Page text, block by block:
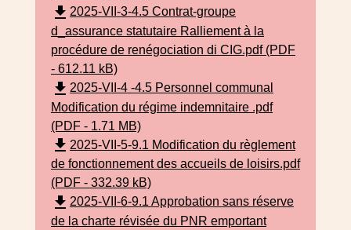
file_download 2025-VII-3-4.5 Contrat-groupe
d_assurance statutaire Ralliement à la
procédure de renégociation di CIG.pdf (PDF
- 612.11 kB)
file_download 2025-VII-4 -4.5 Personnel communal
Modification du régime indemnitaire .pdf
(PDF - 1.71 MB)
file_download 2025-VII-5-9.1 Modification du règlement
de fonctionnement des accueils de loisirs.pdf
(PDF - 332.39 kB)
file_download 2025-VII-6-9.1 Approbation sans réserve
de la charte révisée du PNR emportant